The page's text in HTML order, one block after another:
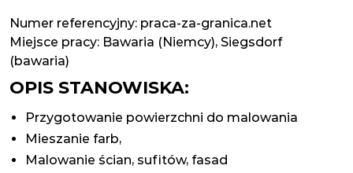
Numer referencyjny: praca-za-granica.net
Miejsce pracy: Bawaria (Niemcy), Siegsdorf
(bawaria)
OPIS STANOWISKA:
Przygotowanie powierzchni do malowania
Mieszanie farb,
Malowanie ścian, sufitów, fasad